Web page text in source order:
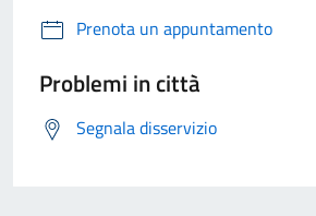
Prenota un appuntamento
Problemi in città
Segnala disservizio